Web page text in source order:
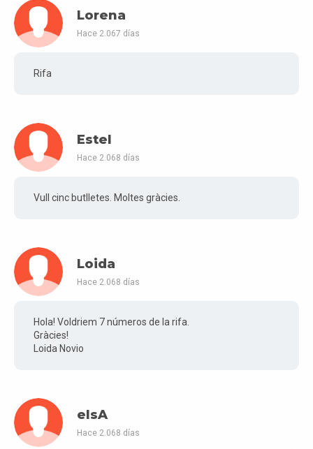
Lorena
Hace 2.067 días
Rifa
Estel
Hace 2.068 días
Vull cinc butlletes. Moltes gràcies.
Loida
Hace 2.068 días
Hola! Voldriem 7 números de la rifa.
Gràcies!
Loida Novio
elsA
Hace 2.068 días